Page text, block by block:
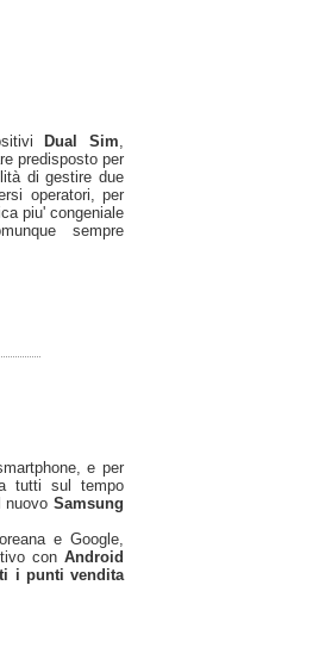
Dual Sim,
predisposto per
di gestire due
operatori, per
piu' congeniale
sempre
e per
tutti sul tempo
nuovo Samsung
e Google,
con Android
i punti vendita